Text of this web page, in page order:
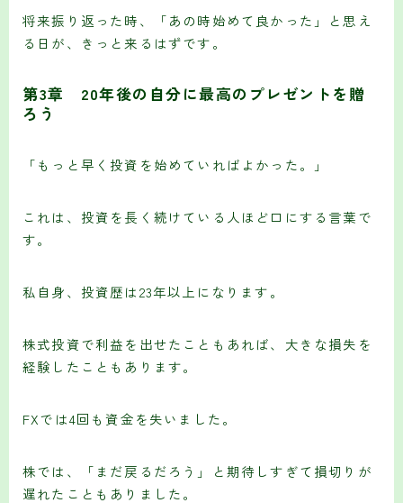
将来振り返った時、「あの時始めて良かった」と思え
る日が、きっと来るはずです。
第3章 20年後の自分に最高のプレゼントを贈
ろう
「もっと早く投資を始めていればよかった。」
これは、投資を長く続けている人ほど口にする言葉で
す。
私自身、投資歴は23年以上になります。
株式投資で利益を出せたこともあれば、大きな損失を
経験したこともあります。
FXでは4回も資金を失いました。
株では、「まだ戻るだろう」と期待しすぎて損切りが
遅れたこともありました。